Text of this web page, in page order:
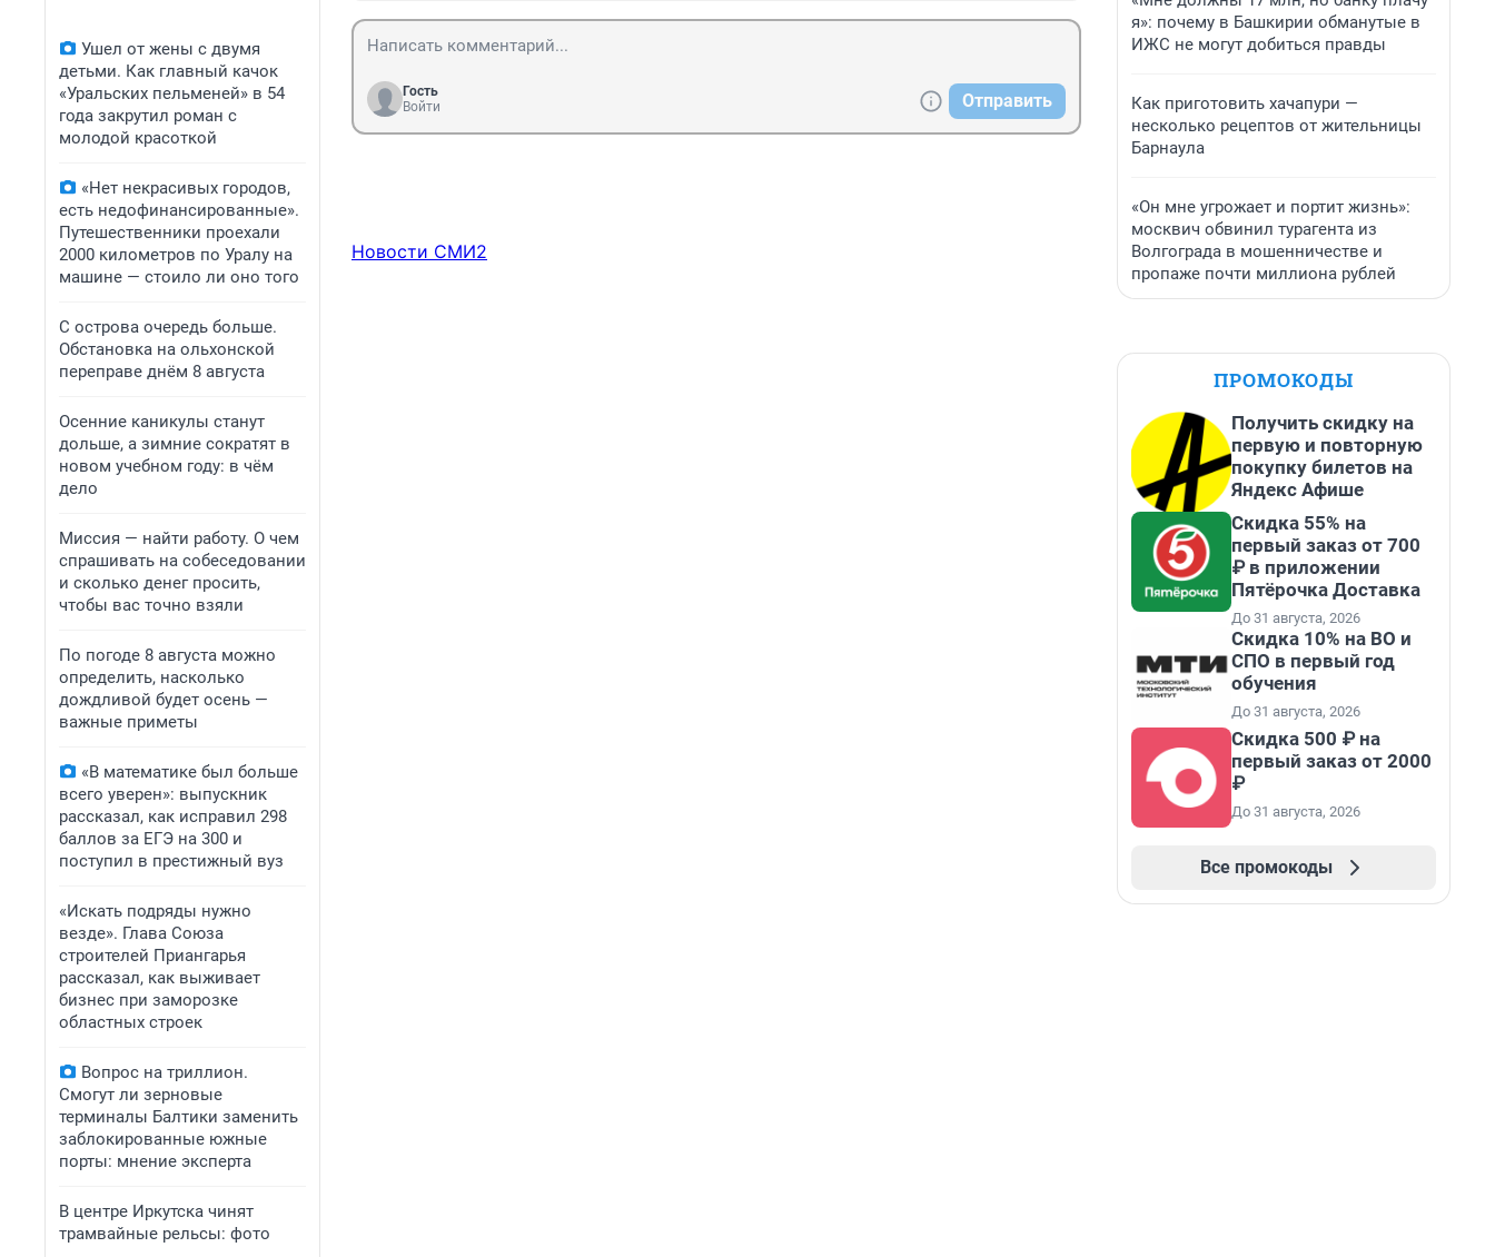
Ушел от жены с двумя
детьми. Как главный качок
«Уральских пельменей» в 54
года закрутил роман с
молодой красоткой
«Нет некрасивых городов,
есть недофинансированные».
Путешественники проехали
2000 километров по Уралу на
машине — стоило ли оно того
С острова очередь больше.
Обстановка на ольхонской
переправе днём 8 августа
Осенние каникулы станут
дольше, а зимние сократят в
новом учебном году: в чём
дело
Миссия — найти работу. О чем
спрашивать на собеседовании
и сколько денег просить,
чтобы вас точно взяли
По погоде 8 августа можно
определить, насколько
дождливой будет осень —
важные приметы
«В математике был больше
всего уверен»: выпускник
рассказал, как исправил 298
баллов за ЕГЭ на 300 и
поступил в престижный вуз
«Искать подряды нужно
везде». Глава Союза
строителей Приангарья
рассказал, как выживает
бизнес при заморозке
областных строек
Вопрос на триллион.
Смогут ли зерновые
терминалы Балтики заменить
заблокированные южные
порты: мнение эксперта
В центре Иркутска чинят
трамвайные рельсы: фото
Гость
Войти
Отправить
Новости СМИ2
я»: почему в Башкирии обманутые в
ИЖС не могут добиться правды
Как приготовить хачапури —
несколько рецептов от жительницы
Барнаула
«Он мне угрожает и портит жизнь»:
москвич обвинил турагента из
Волгограда в мошенничестве и
пропаже почти миллиона рублей
ПРОМОКОДЫ
Получить скидку на
первую и повторную
покупку билетов на
Яндекс Афише
Скидка 55% на
первый заказ от 700
₽ в приложении
Пятёрочка Доставка
До 31 августа, 2026
Скидка 10% на ВО и
СПО в первый год
обучения
До 31 августа, 2026
Скидка 500 ₽ на
первый заказ от 2000
₽
До 31 августа, 2026
Все промокоды